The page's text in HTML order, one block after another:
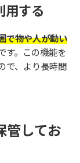
用する
で物や人が動い
す。この機能を
で、より長時間
管してお